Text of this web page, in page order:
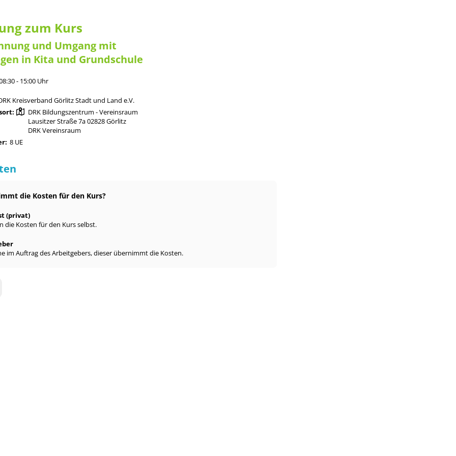
zum Kurs
und Umgang mit
in Kita und Grundschule
- 15:00 Uhr
Kreisverband Görlitz Stadt und Land e.V.
DRK Bildungszentrum - Vereinsraum
Lausitzer Straße 7a 02828 Görlitz
DRK Vereinsraum
8 UE
die Kosten für den Kurs?
(privat)
die Kosten für den Kurs selbst.
im Auftrag des Arbeitgebers, dieser übernimmt die Kosten.